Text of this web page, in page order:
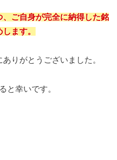
ご自身が完全に納得した銘
ます。
りがとうございました。
と幸いです。